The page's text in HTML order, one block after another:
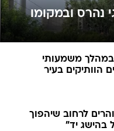
נהרס ובמקומו
במהלך משמעותי
הוותיקים בעיר
לרחוב שיהפוך
בהישג יד"